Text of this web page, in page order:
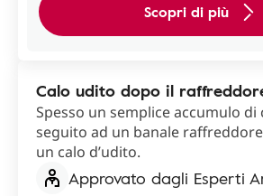
Scopri di più
Calo udito dopo il
Spesso un semplice accumulo di
seguito ad un banale
un calo d’udito.
Approvato dagli Esperti